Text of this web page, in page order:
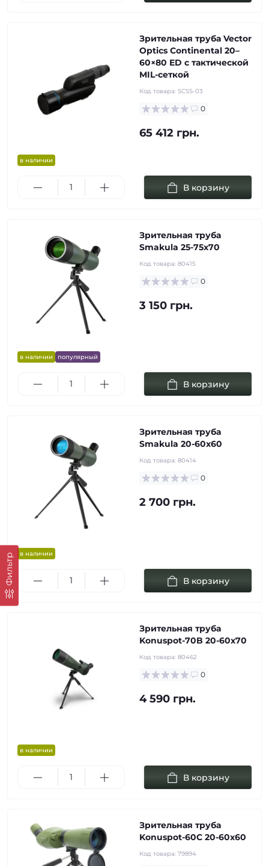
Фильтр
в наличии
Зрительная труба Vector
Optics Continental 20–
60×80 ED с тактической
MIL-сеткой
Код товара: SCSS-03
0
65 412 грн.
В корзину
в наличии популярный
Зрительная труба
Smakula 25-75x70
Код товара: 80415
0
3 150 грн.
В корзину
в наличии
Зрительная труба
Smakula 20-60x60
Код товара: 80414
0
2 700 грн.
В корзину
в наличии
Зрительная труба
Konuspot-70B 20-60х70
Код товара: 80462
0
4 590 грн.
В корзину
Зрительная труба
Konuspot-60C 20-60х60
Код товара: 79894